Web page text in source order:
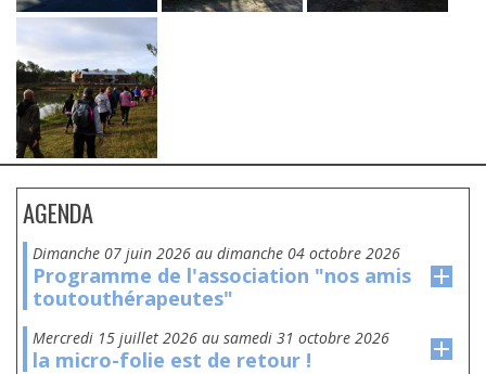
AGENDA
dimanche 07 juin 2026 au dimanche 04 octobre 2026
Programme de l'association "nos amis
toutouthérapeutes"
mercredi 15 juillet 2026 au samedi 31 octobre 2026
la micro-folie est de retour !